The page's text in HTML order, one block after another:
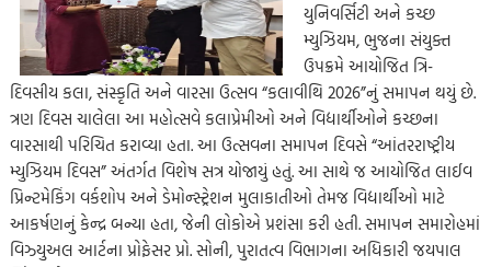
યુનિવર્સિટી અને કચ્છ
મ્યુઝિયમ, ભુજના સંયુક્ત
ઉપક્રમે આયોજિત ત્રિ-
દિવસીય કલા, સંસ્કૃતિ અને વારસા ઉત્સવ “કલાવીથિ 2026”નું સમાપન થયું છે.
ત્રણ દિવસ ચાલેલા આ મહોત્સવે કલાપ્રેમીઓ અને વિદ્યાર્થીઓને કચ્છના
વારસાથી પરિચિત કરાવ્યા હતા. આ ઉત્સવના સમાપન દિવસે “આંતરરાષ્ટ્રીય
મ્યુઝિયમ દિવસ” અંતર્ગત વિશેષ સત્ર યોજાયું હતું. આ સાથે જ આયોજિત લાઈવ
પ્રિન્ટમેકિંગ વર્કશોપ અને ડેમોન્સ્ટ્રેશન મુલાકાતીઓ તેમજ વિદ્યાર્થીઓ માટે
આકર્ષણનું કેન્દ્ર બન્યા હતા, જેની લોકોએ પ્રશંસા કરી હતી. સમાપન સમારોહમાં
વિઝ્યુઅલ આર્ટના પ્રોફેસર પ્રો. સોની, પુરાતત્વ વિભાગના અધિકારી જયપાલ